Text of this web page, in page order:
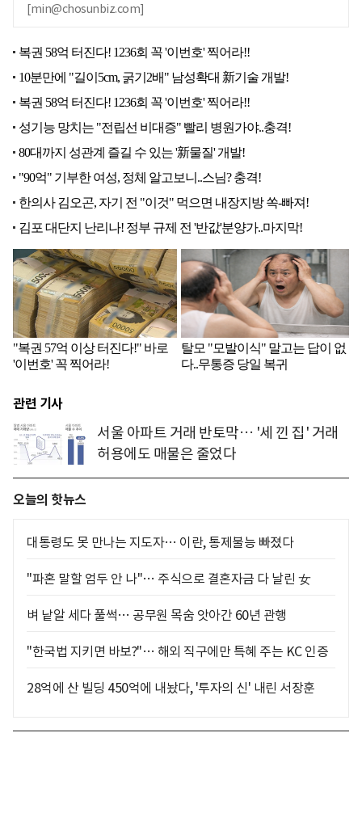
[min@chosunbiz.com]
관련 기사
서울 아파트 거래 반토막… '세 낀 집' 거래
허용에도 매물은 줄었다
오늘의 핫뉴스
대통령도 못 만나는 지도자… 이란, 통제불능 빠졌다
"파혼 말할 엄두 안 나"… 주식으로 결혼자금 다 날린 女
벼 낱알 세다 풀썩… 공무원 목숨 앗아간 60년 관행
"한국법 지키면 바보?"… 해외 직구에만 특혜 주는 KC 인증
28억에 산 빌딩 450억에 내놨다, '투자의 신' 내린 서장훈